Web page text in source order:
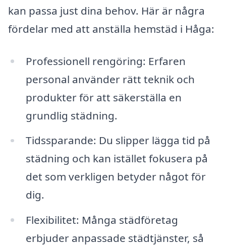
kan passa just dina behov. Här är några
fördelar med att anställa hemstäd i Håga:
Professionell rengöring: Erfaren
personal använder rätt teknik och
produkter för att säkerställa en
grundlig städning.
Tidssparande: Du slipper lägga tid på
städning och kan istället fokusera på
det som verkligen betyder något för
dig.
Flexibilitet: Många städföretag
erbjuder anpassade städtjänster, så